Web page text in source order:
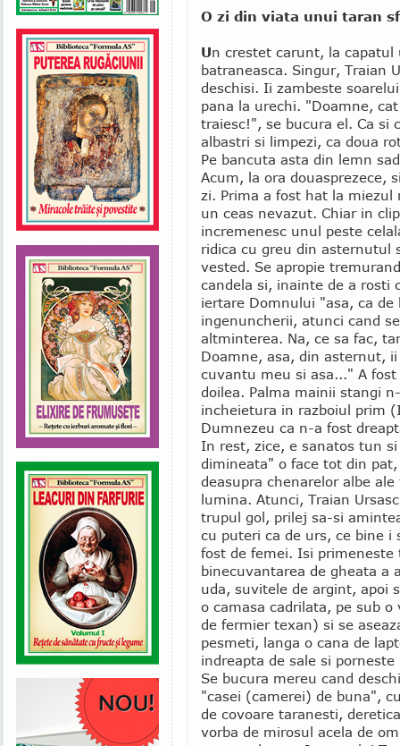
O zi din viata unui taran
Un crestet carunt, la capatul
batraneasca. Singur, Traian
deschisi. Ii zambeste
pana la urechi. "Doamne,
traiesc!", se bucura el. Ca
albastri si limpezi, ca doua
Pe bancuta asta din lemn
Acum, la ora douasprezece,
zi. Prima a fost hat la
un ceas nevazut. Chiar in
incremenesc unul peste
ridica cu greu din asternutul
vested. Se apropie
candela si, inainte de a rosti
iertare Domnului "asa, ca
ingenuncherii, atunci cand
altminterea. Na, ce sa fac,
Doamne, asa, din asternut,
cuvantu meu si asa..." A
doilea. Palma mainii stangi
incheietura in razboiul prim
Dumnezeu ca n-a fost
In rest, zice, e sanatos tun
dimineata" o face tot din
deasupra chenarelor albe
lumina. Atunci, Traian
trupul gol, prilej sa-si
cu puteri ca de urs, ce bine
fost de femei. Isi primeneste
binecuvantarea de gheata a
uda, suvitele de argint, apoi
o camasa cadrilata, pe sub
de fermier texan) si se
pesmeti, langa o cana de
indreapta de sale si
Se bucura mereu cand
"casei (camerei) de buna",
de covoare taranesti,
vorba de mirosul acela de